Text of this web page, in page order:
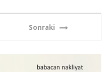
Sonraki